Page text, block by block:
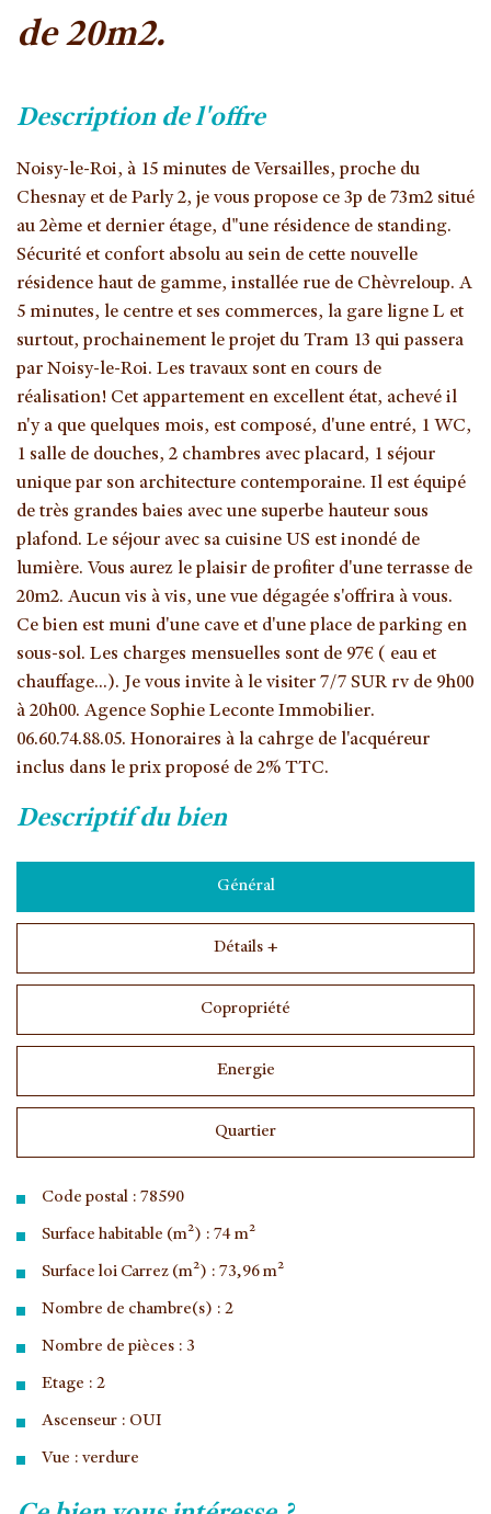
de 20m2.
description de l'offre
Noisy-le-Roi, à 15 minutes de Versailles, proche du
Chesnay et de Parly 2, je vous propose ce 3p de 73m2 situé
au 2ème et dernier étage, d"une résidence de standing.
Sécurité et confort absolu au sein de cette nouvelle
résidence haut de gamme, installée rue de Chèvreloup. A
5 minutes, le centre et ses commerces, la gare ligne L et
surtout, prochainement le projet du Tram 13 qui passera
par Noisy-le-Roi. Les travaux sont en cours de
réalisation! Cet appartement en excellent état, achevé il
n'y a que quelques mois, est composé, d'une entré, 1 WC,
1 salle de douches, 2 chambres avec placard, 1 séjour
unique par son architecture contemporaine. Il est équipé
de très grandes baies avec une superbe hauteur sous
plafond. Le séjour avec sa cuisine US est inondé de
lumière. Vous aurez le plaisir de profiter d'une terrasse de
20m2. Aucun vis à vis, une vue dégagée s'offrira à vous.
Ce bien est muni d'une cave et d'une place de parking en
sous-sol. Les charges mensuelles sont de 97€ ( eau et
chauffage...). Je vous invite à le visiter 7/7 SUR rv de 9h00
à 20h00. Agence Sophie Leconte Immobilier.
06.60.74.88.05. Honoraires à la cahrge de l'acquéreur
inclus dans le prix proposé de 2% TTC.
descriptif du bien
Général
Détails +
Copropriété
Energie
Quartier
Code postal : 78590
Surface habitable (m²) : 74 m²
Surface loi Carrez (m²) : 73,96 m²
Nombre de chambre(s) : 2
Nombre de pièces : 3
Etage : 2
Ascenseur : OUI
Vue : verdure
la ville de noisy-le-roi (78590)